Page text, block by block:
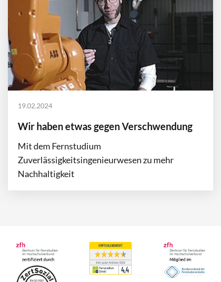
19.02.2024
Wir haben etwas gegen Verschwendung
Mit dem Fernstudium
Zuverlässigkeitsingenieurwesen zu mehr
Nachhaltigkeit